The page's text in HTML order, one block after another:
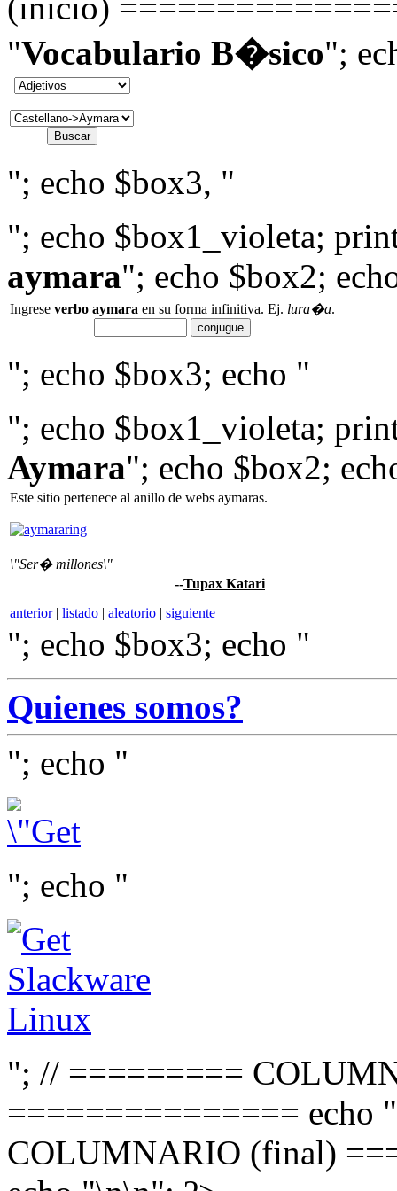
"Vocabulario B�sico";
"; echo $box3, "
"; echo $box1_violeta;
aymara"; echo $box2;
Ingrese verbo aymara en su forma infinitiva. Ej. lura�a.
"; echo $box3; echo "
"; echo $box1_violeta;
Aymara"; echo $box2;
Este sitio pertenece al anillo de webs aymaras.
\"Ser� millones\"
--Tupax Katari
anterior| listado | aleatorio | siguiente
"; echo $box3; echo "
Quienes somos?
"; echo "
"; echo "
"; // =========
=============== echo
COLUMNARIO (final)